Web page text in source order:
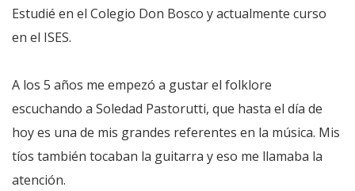
Estudié en el Colegio Don Bosco y actualmente curso
en el ISES.
A los 5 años me empezó a gustar el folklore
escuchando a Soledad Pastorutti, que hasta el día de
hoy es una de mis grandes referentes en la música. Mis
tíos también tocaban la guitarra y eso me llamaba la
atención.